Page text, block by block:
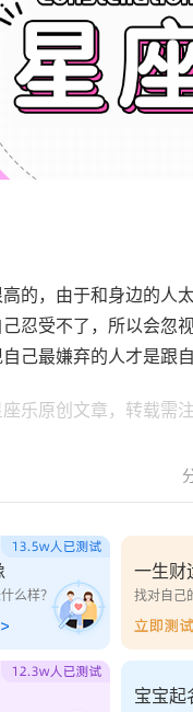
的，由于和身边的人
忍受不了，所以会忽
己最嫌弃的人才是跟
座乐原创文章，转载需
么样？
一生财
找对自己
宝宝起